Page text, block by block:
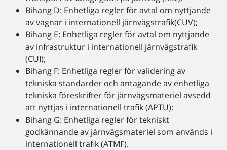
Bihang D: Enhetliga regler för avtal om nyttjande
av vagnar i internationell järnvägstrafik(CUV);
Bihang E: Enhetliga regler för avtal om nyttjande
av infrastruktur i internationell järnvägstrafik
(CUI);
Bihang F: Enhetliga regler för validering av
tekniska standarder och antagande av enhetliga
tekniska föreskrifter för järnvägsmateriel avsedd
att nyttjas i internationell trafik (APTU);
Bihang G: Enhetliga regler för tekniskt
godkännande av järnvägsmateriel som används i
internationell trafik (ATMF).